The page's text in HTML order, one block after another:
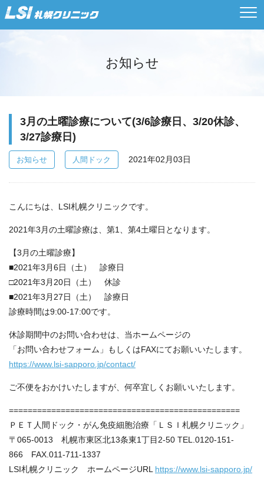
お知らせ
3月の土曜診療について(3/6診療日、3/20休診、
3/27診療日)
お知らせ 人間ドック 2021年02月03日
こんにちは、LSI札幌クリニックです。
2021年3月の土曜診療は、第1、第4土曜日となります。
【3月の土曜診療】
■2021年3月6日（土） 診療日
□2021年3月20日（土） 休診
■2021年3月27日（土） 診療日
診療時間は9:00-17:00です。
休診期間中のお問い合わせは、当ホームページの
「お問い合わせフォーム」もしくはFAXにてお願いいたします。
https://www.lsi-sapporo.jp/contact/
ご不便をおかけいたしますが、何卒宜しくお願いいたします。
=================================================
ＰＥＴ人間ドック・がん免疫細胞治療「ＬＳＩ札幌クリニック」
〒065-0013 札幌市東区北13条東1丁目2-50 TEL.0120-151-
866 FAX.011-711-1337
LSI札幌クリニック ホームページURL https://www.lsi-sapporo.jp/